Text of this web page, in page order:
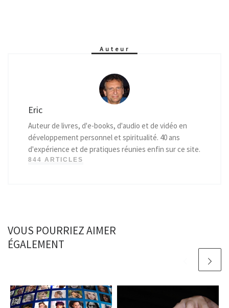
Auteur
Eric
Auteur de livres, d'e-books, d'audio et de vidéo en
développement personnel et spiritualité. 40 ans
d'expérience et de pratiques réunies enfin sur ce site.
844 ARTICLES
VOUS POURRIEZ AIMER
ÉGALEMENT